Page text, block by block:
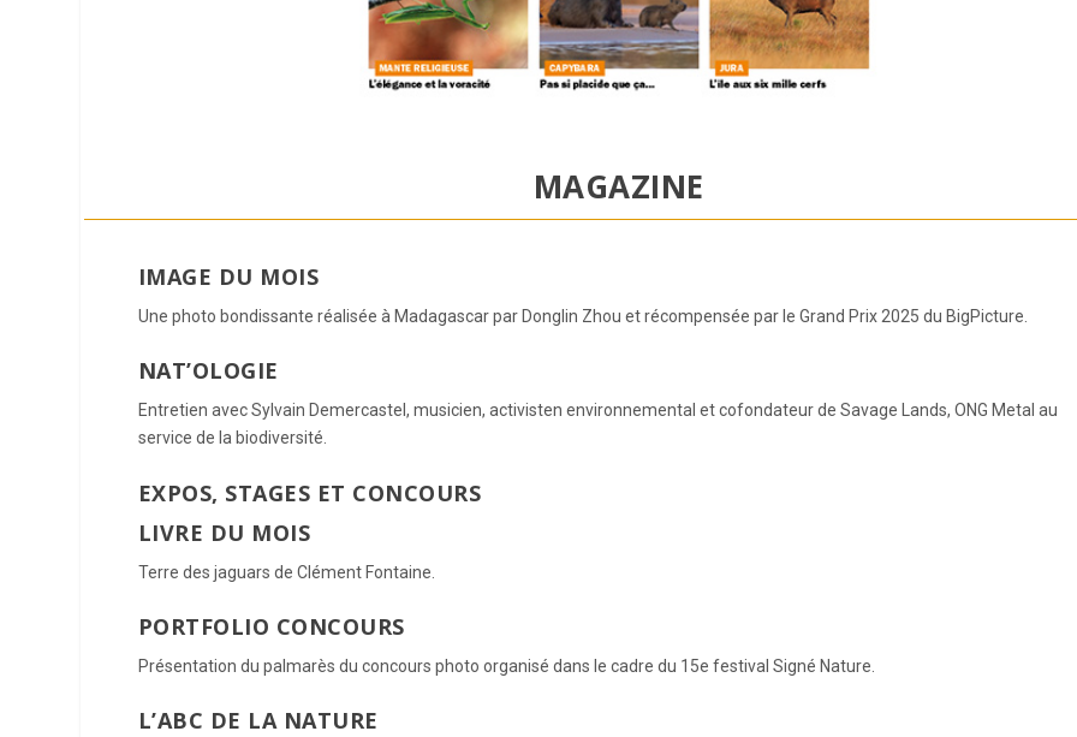
MAGAZINE
IMAGE DU MOIS
Une photo bondissante réalisée à Madagascar par Donglin Zhou et récompensée par le Grand Prix 2025 du BigPicture.
NAT’OLOGIE
Entretien avec Sylvain Demercastel, musicien, activisten environnemental et cofondateur de Savage Lands, ONG Metal au
service de la biodiversité.
EXPOS, STAGES ET CONCOURS
LIVRE DU MOIS
Terre des jaguars de Clément Fontaine.
PORTFOLIO CONCOURS
Présentation du palmarès du concours photo organisé dans le cadre du 15e festival Signé Nature.
L’ABC DE LA NATURE